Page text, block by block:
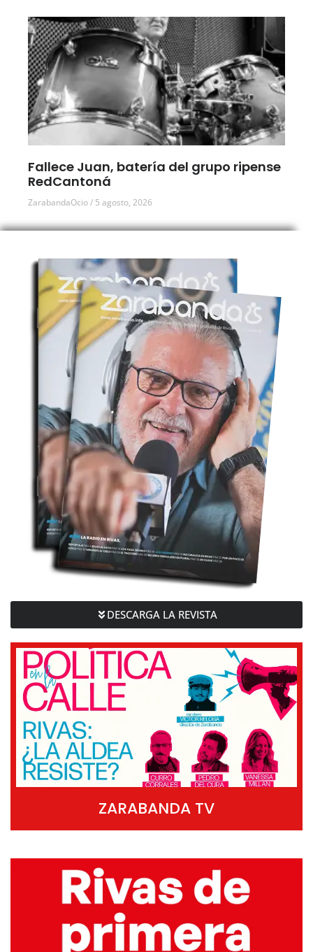
Fallece Juan, batería del grupo ripense
RedCantoná
ZarabandaOcio 5 agosto, 2026
DESCARGA LA REVISTA
ZARABANDA TV